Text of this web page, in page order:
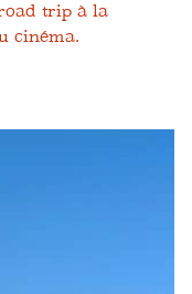
trip à la
cinéma.